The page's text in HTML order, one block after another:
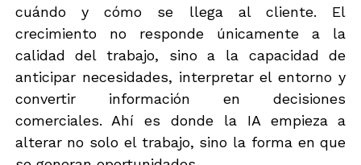
cuándo y cómo se llega al cliente. El
crecimiento no responde únicamente a la
calidad del trabajo, sino a la capacidad de
anticipar necesidades, interpretar el entorno y
convertir información en decisiones
comerciales. Ahí es donde la IA empieza a
alterar no solo el trabajo, sino la forma en que